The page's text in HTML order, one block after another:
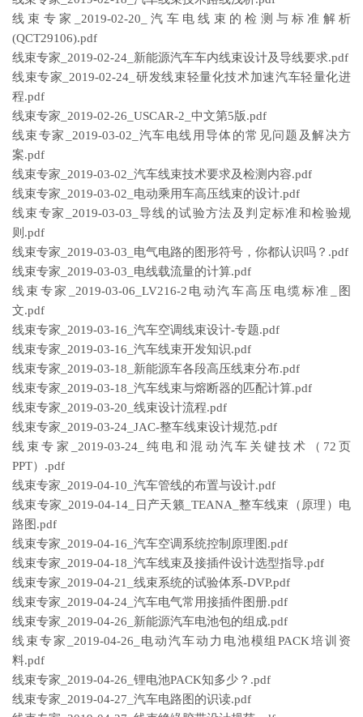
线束专家_2019-02-20_汽车电线束的检测与标准解析
(QCT29106).pdf
线束专家_2019-02-24_新能源汽车车内线束设计及导线要求.pdf
线束专家_2019-02-24_研发线束轻量化技术加速汽车轻量化进
程.pdf
线束专家_2019-02-26_USCAR-2_中文第5版.pdf
线束专家_2019-03-02_汽车电线用导体的常见问题及解决方
案.pdf
线束专家_2019-03-02_汽车线束技术要求及检测内容.pdf
线束专家_2019-03-02_电动乘用车高压线束的设计.pdf
线束专家_2019-03-03_导线的试验方法及判定标准和检验规
则.pdf
线束专家_2019-03-03_电气电路的图形符号，你都认识吗？.pdf
线束专家_2019-03-03_电线载流量的计算.pdf
线束专家_2019-03-06_LV216-2电动汽车高压电缆标准_图
文.pdf
线束专家_2019-03-16_汽车空调线束设计-专题.pdf
线束专家_2019-03-16_汽车线束开发知识.pdf
线束专家_2019-03-18_新能源车各段高压线束分布.pdf
线束专家_2019-03-18_汽车线束与熔断器的匹配计算.pdf
线束专家_2019-03-20_线束设计流程.pdf
线束专家_2019-03-24_JAC-整车线束设计规范.pdf
线束专家_2019-03-24_纯电和混动汽车关键技术（72页
PPT）.pdf
线束专家_2019-04-10_汽车管线的布置与设计.pdf
线束专家_2019-04-14_日产天籁_TEANA_整车线束（原理）电
路图.pdf
线束专家_2019-04-16_汽车空调系统控制原理图.pdf
线束专家_2019-04-18_汽车线束及接插件设计选型指导.pdf
线束专家_2019-04-21_线束系统的试验体系-DVP.pdf
线束专家_2019-04-24_汽车电气常用接插件图册.pdf
线束专家_2019-04-26_新能源汽车电池包的组成.pdf
线束专家_2019-04-26_电动汽车动力电池模组PACK培训资
料.pdf
线束专家_2019-04-26_锂电池PACK知多少？.pdf
线束专家_2019-04-27_汽车电路图的识读.pdf